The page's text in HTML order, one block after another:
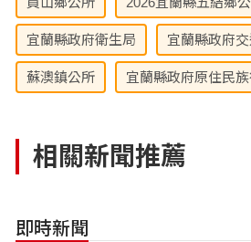
宜蘭縣政府衛生局 宜蘭縣政府
蘇澳鎮公所 宜蘭縣政府原住民
相關新聞推薦
即時新聞